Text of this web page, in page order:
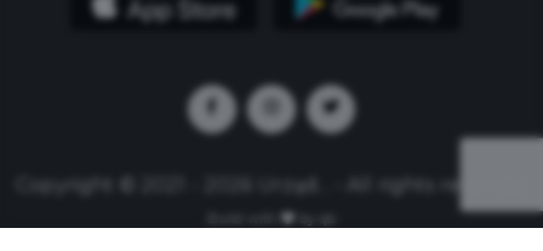
Copyright © 2021 - 2026 Urząd... - All rights reserved